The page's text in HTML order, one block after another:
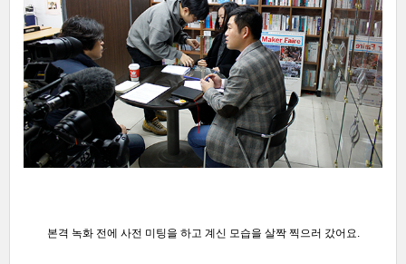
본격 녹화 전에 사전 미팅을 하고 계신 모습을 살짝 찍으러 갔어요.